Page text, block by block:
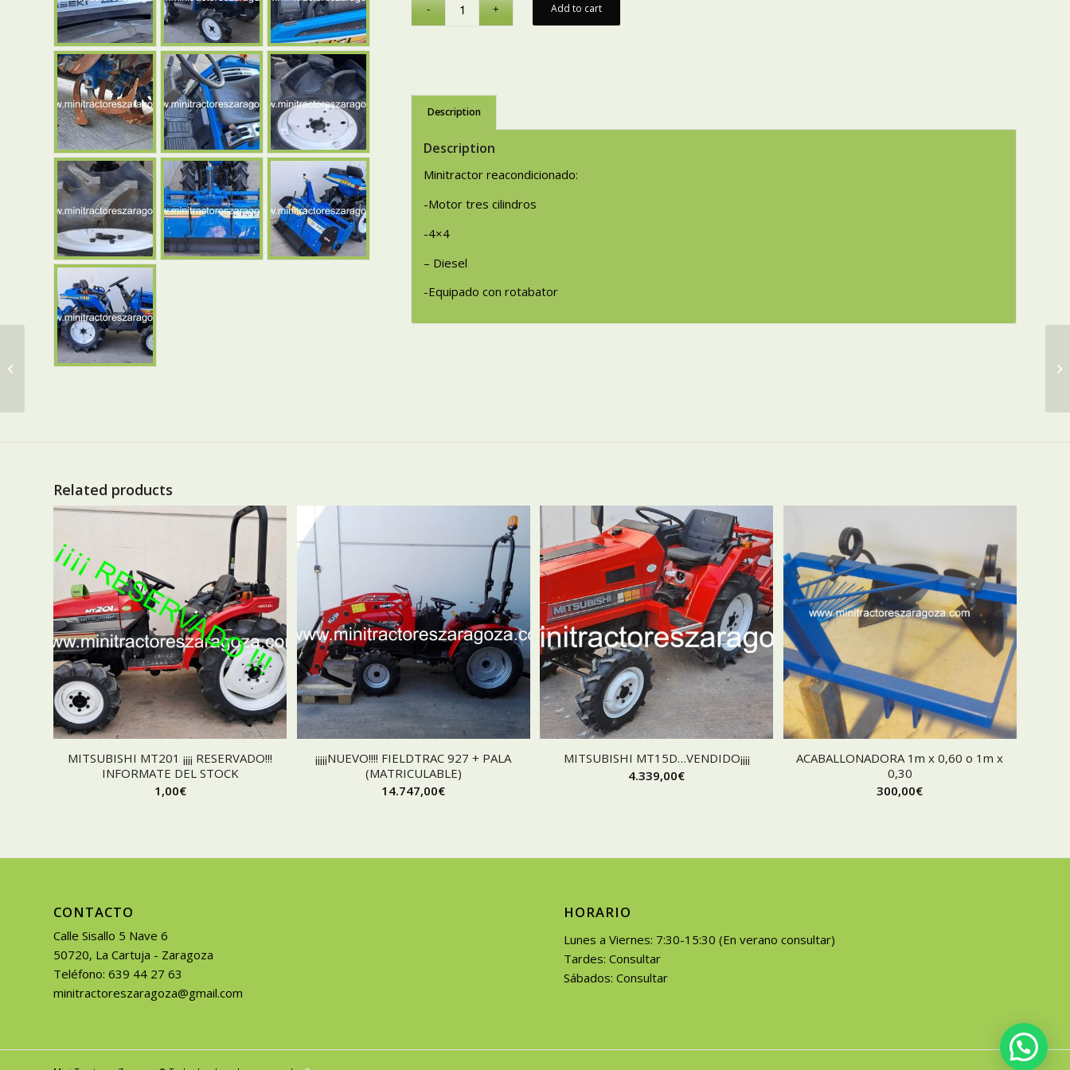
Add to cart
Description
Description
Minitractor reacondicionado:
-Motor tres cilindros
-4×4
– Diesel
-Equipado con rotabator
Related products
MITSUBISHI MT201 ¡¡¡¡ RESERVADO!!!
INFORMATE DEL STOCK
1,00€
¡¡¡¡¡NUEVO!!!! FIELDTRAC 927 + PALA
(MATRICULABLE)
14.747,00€
MITSUBISHI MT15D…VENDIDO¡¡¡¡
4.339,00€
ACABALLONADORA 1m x 0,60 o 1m x
0,30
300,00€
CONTACTO
Calle Sisallo 5 Nave 6
50720, La Cartuja - Zaragoza
Teléfono: 639 44 27 63
minitractoreszaragoza@gmail.com
HORARIO
Lunes a Viernes: 7:30-15:30 (En verano consultar)
Tardes: Consultar
Sábados: Consultar
KUBOTA ASTE A-195